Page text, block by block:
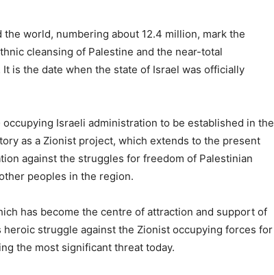
the world, numbering about 12.4 million, mark the
cleansing of Palestine and the near-total
is the date when the state of Israel was officially
Israeli administration to be established in the
as a Zionist project, which extends to the present
against the struggles for freedom of Palestinian
peoples in the region.
has become the centre of attraction and support of
struggle against the Zionist occupying forces for
the most significant threat today.